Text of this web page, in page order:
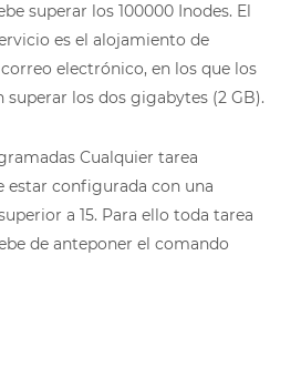
superar los 100000 Inodes. El
es el alojamiento de
electrónico, en los que los
superar los dos gigabytes (2 GB).
Cualquier tarea
estar configurada con una
a 15. Para ello toda tarea
de anteponer el comando